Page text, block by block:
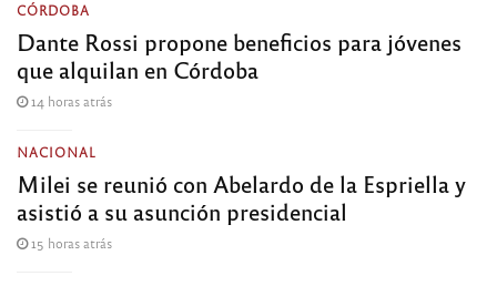
CÓRDOBA
Dante Rossi propone beneficios para jóvenes
que alquilan en Córdoba
14 horas atrás
NACIONAL
Milei se reunió con Abelardo de la Espriella y
asistió a su asunción presidencial
15 horas atrás